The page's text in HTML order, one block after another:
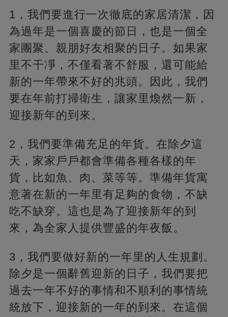
1，我們要進行一次徹底的家居清潔，因
為過年是一個喜慶的節日，也是一個全
家團聚、親朋好友相聚的日子。如果家
里不干凈，不僅看著不舒服，還可能給
新的一年帶來不好的兆頭。因此，我們
要在年前打掃衛生，讓家里煥然一新，
迎接新年的到來。
2，我們要準備充足的年貨。在除夕這
天，家家戶戶都會準備各種各樣的年
貨，比如魚、肉、菜等等。準備年貨寓
意著在新的一年里有足夠的食物，不缺
吃不缺穿。這也是為了迎接新年的到
來，為全家人提供豐盛的年夜飯。
3，我們要做好新的一年里的人生規劃。
除夕是一個辭舊迎新的日子，我們要把
過去一年不好的事情和不順利的事情統
統放下，迎接新的一年的到來。在這個